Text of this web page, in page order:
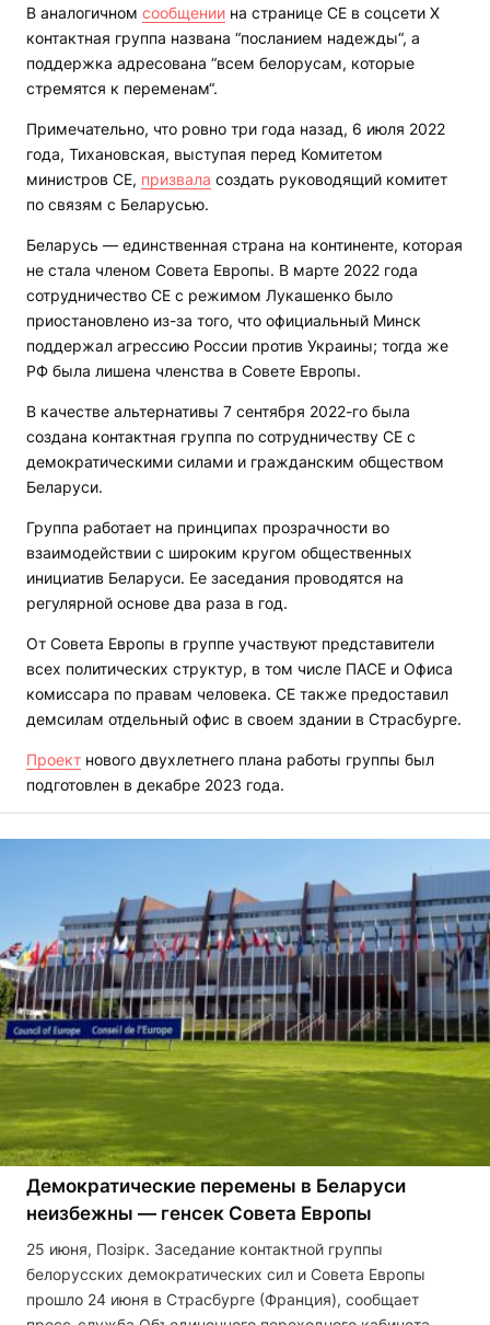
В аналогичном сообщении на странице СЕ в соцсети Х
контактная группа названа “посланием надежды“, а
поддержка адресована “всем белорусам, которые
стремятся к переменам“.
Примечательно, что ровно три года назад, 6 июля 2022
года, Тихановская, выступая перед Комитетом
министров СЕ, призвала создать руководящий комитет
по связям с Беларусью.
Беларусь — единственная страна на континенте, которая
не стала членом Совета Европы. В марте 2022 года
сотрудничество СЕ с режимом Лукашенко было
приостановлено из-за того, что официальный Минск
поддержал агрессию России против Украины; тогда же
РФ была лишена членства в Совете Европы.
В качестве альтернативы 7 сентября 2022-го была
создана контактная группа по сотрудничеству СЕ с
демократическими силами и гражданским обществом
Беларуси.
Группа работает на принципах прозрачности во
взаимодействии с широким кругом общественных
инициатив Беларуси. Ее заседания проводятся на
регулярной основе два раза в год.
От Совета Европы в группе участвуют представители
всех политических структур, в том числе ПАСЕ и Офиса
комиссара по правам человека. СЕ также предоставил
демсилам отдельный офис в своем здании в Страсбурге.
Проект нового двухлетнего плана работы группы был
подготовлен в декабре 2023 года.
Демократические перемены в Беларуси
неизбежны — генсек Совета Европы
25 июня, Позірк. Заседание контактной группы
белорусских демократических сил и Совета Европы
прошло 24 июня в Страсбурге (Франция), сообщает